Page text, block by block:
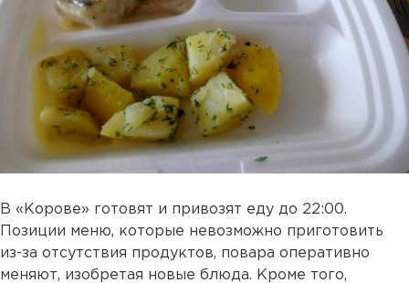
В «Корове» готовят и привозят еду до 22:00.
Позиции меню, которые невозможно приготовить
из-за отсутствия продуктов, повара оперативно
меняют, изобретая новые блюда. Кроме того,